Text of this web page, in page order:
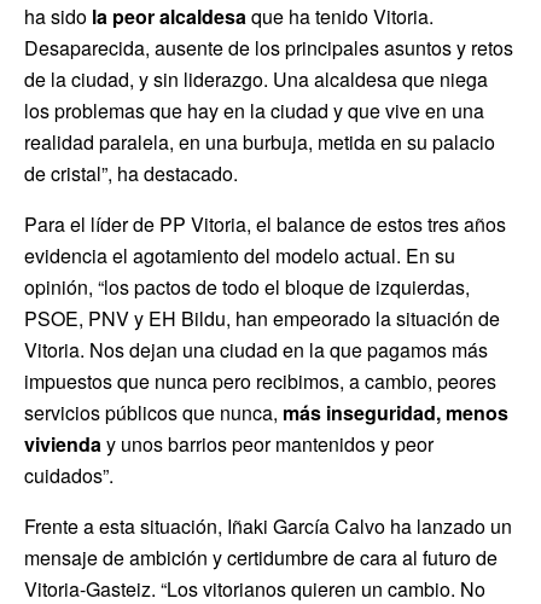
ha sido la peor alcaldesa que ha tenido Vitoria.
Desaparecida, ausente de los principales asuntos y retos
de la ciudad, y sin liderazgo. Una alcaldesa que niega
los problemas que hay en la ciudad y que vive en una
realidad paralela, en una burbuja, metida en su palacio
de cristal”, ha destacado.
Para el líder de PP Vitoria, el balance de estos tres años
evidencia el agotamiento del modelo actual. En su
opinión, “los pactos de todo el bloque de izquierdas,
PSOE, PNV y EH Bildu, han empeorado la situación de
Vitoria. Nos dejan una ciudad en la que pagamos más
impuestos que nunca pero recibimos, a cambio, peores
servicios públicos que nunca, más inseguridad, menos
vivienda y unos barrios peor mantenidos y peor
cuidados”.
Frente a esta situación, Iñaki García Calvo ha lanzado un
mensaje de ambición y certidumbre de cara al futuro de
Vitoria-Gasteiz. “Los vitorianos quieren un cambio. No